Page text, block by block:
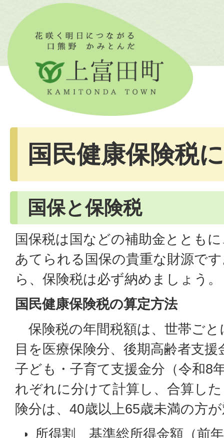
国民健康保険税
国保と保険税
国保税は国などの補助金ととも
あてられる国保の貴重な財源で
ら、保険税は必ず納めましょう。
国民健康保険税の算定方法
保険税の年間税額は、世帯ごと
目を医療保険分、後期高齢者支
子ども・子育て支援金分（令和8
れぞれに分けて計算し、合算し
険分は、40歳以上65歳未満の方
所得割 基準総所得金額（前